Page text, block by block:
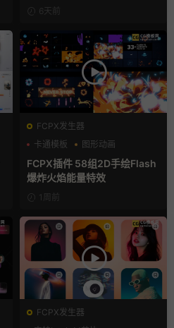
6天前
FCPX发生器
卡通模板
图形动画
手绘风
FCPX插件 58组2D手绘Flash
爆炸火焰能量特效
1周前
FCPX发生器